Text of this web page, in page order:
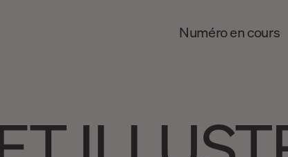
Numéro en cours